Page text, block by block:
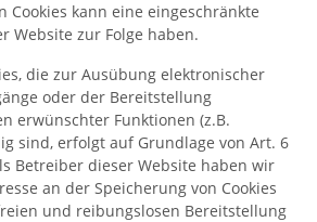
Cookies kann eine eingeschränkte
Website zur Folge haben.
die zur Ausübung elektronischer
oder der Bereitstellung
erwünschter Funktionen (z.B.
sind, erfolgt auf Grundlage von Art. 6
Betreiber dieser Website haben wir
an der Speicherung von Cookies
und reibungslosen Bereitstellung